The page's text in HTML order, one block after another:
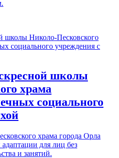
школы
храма
социального
храма города Орла
для лиц без
и занятий.